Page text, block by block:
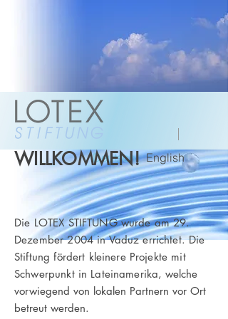
Deutsch English
WILLKOMMEN!
Die LOTEX STIFTUNG wurde am 29.
Dezember 2004 in Vaduz errichtet. Die
Stiftung fördert kleinere Projekte mit
Schwerpunkt in Lateinamerika, welche
vorwiegend von lokalen Partnern vor Ort
betreut werden.